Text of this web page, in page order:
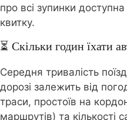
про всі зупинки
квитку.
⏳ Скільки годин їхати
Середня тривалість
дорозі залежить від
траси, простоїв на
маршрутів) та кількості